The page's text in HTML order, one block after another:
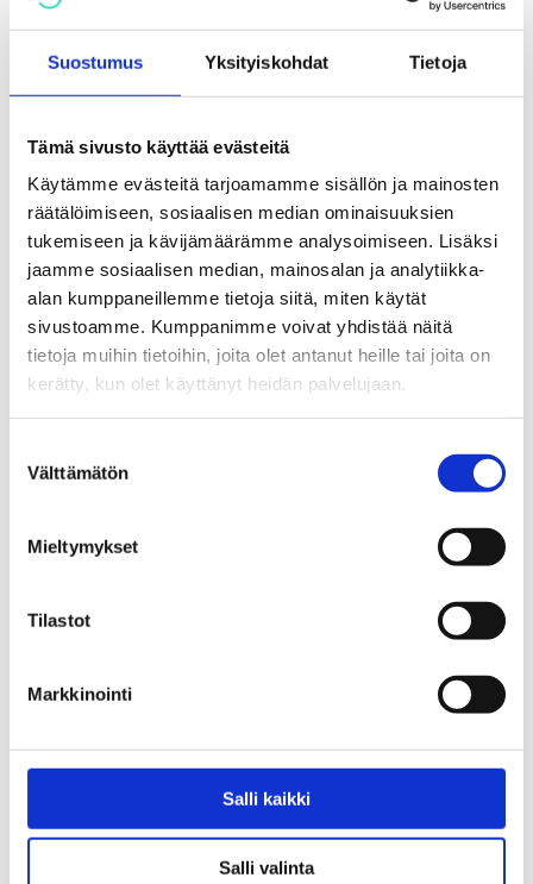
Suostumus Yksityiskohdat Tietoja
Tämä sivusto käyttää evästeitä
Käytämme evästeitä tarjoamamme sisällön ja mainosten
räätälöimiseen, sosiaalisen median ominaisuuksien
tukemiseen ja kävijämäärämme analysoimiseen. Lisäksi
jaamme sosiaalisen median, mainosalan ja analytiikka-
alan kumppaneillemme tietoja siitä, miten käytät
sivustoamme. Kumppanimme voivat yhdistää näitä
tietoja muihin tietoihin, joita olet antanut heille tai joita on
kerätty, kun olet käyttänyt heidän palvelujaan.
valinta
Välttämätön
Mieltymykset
Tilastot
Markkinointi
Salli kaikki
Salli valinta
ajatuksista, tilanteestasi ja vaihtoehdoistasi
Päihdeneuvontaan”, Åberg vinkkaa.
Maksuttomassa Päihdeneuvonnan numerossa 0800
vuorokauden, vuoden jokaisena päivänä. Soittaminen
on anonyymia ja luottamuksellista.
Jaa:
Perheiden taikaa -hanke vahvistaa
16.06.2026